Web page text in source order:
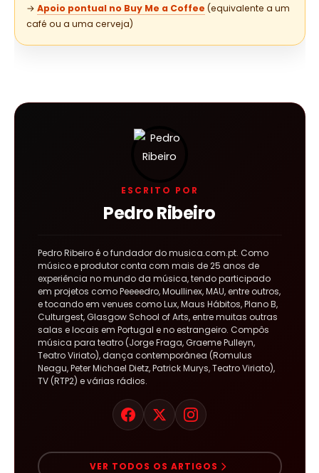
→ Apoio pontual no Buy Me a Coffee (equivalente a um
café ou a uma cerveja)
ESCRITO POR
Pedro Ribeiro
Pedro Ribeiro é o fundador do musica.com.pt. Como
músico e produtor conta com mais de 25 anos de
experiência no mundo da música, tendo participado
em projetos como Peeeedro, Moullinex, MAU, entre outros,
e tocando em venues como Lux, Maus Hábitos, Plano B,
Culturgest, Glasgow School of Arts, entre muitas outras
salas e locais em Portugal e no estrangeiro. Compôs
música para teatro (Jorge Fraga, Graeme Pulleyn,
Teatro Viriato), dança contemporânea (Romulus
Neagu, Peter Michael Dietz, Patrick Murys, Teatro Viriato),
TV (RTP2) e várias rádios.
VER TODOS OS ARTIGOS